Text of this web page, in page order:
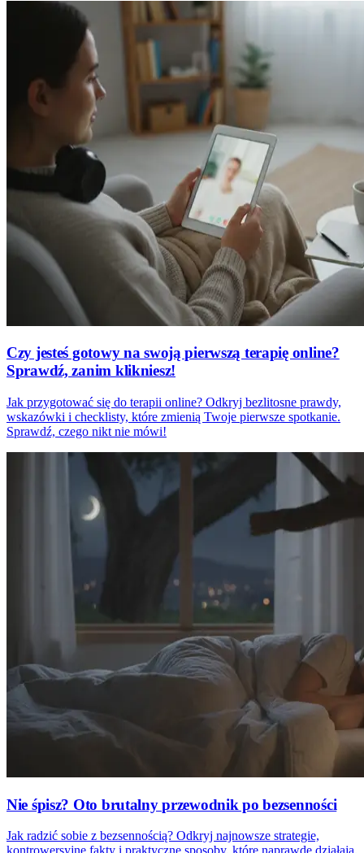
Czy jesteś gotowy na swoją pierwszą terapię online?
Sprawdź, zanim klikniesz!
Jak przygotować się do terapii online? Odkryj bezlitosne prawdy,
wskazówki i checklisty, które zmienią Twoje pierwsze spotkanie.
Sprawdź, czego nikt nie mówi!
Nie śpisz? Oto brutalny przewodnik po bezsenności
Jak radzić sobie z bezsennością? Odkryj najnowsze strategie,